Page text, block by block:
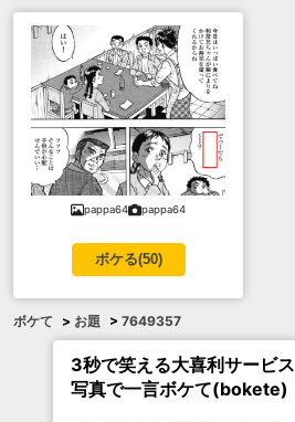
pappa64 pappa64
ボケる(50)
ボケて > お題 > 7649357
3秒で笑える大喜利サービス
写真で一言ボケて(bokete)